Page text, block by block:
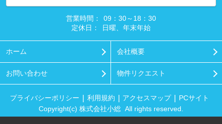
営業時間：
09：30～18：30
定休日：
日曜、年末年始
ホーム 会社概要
お問い合わせ 物件リクエスト
プライバシーポリシー 利用規約 アクセスマップ
PCサイト
Copyright(c) 株式会社小総 All rights reserved.